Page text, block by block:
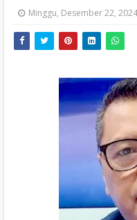
Minggu, Desember 22, 2024